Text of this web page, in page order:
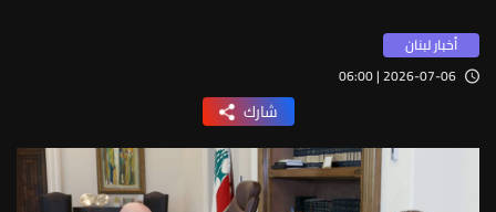
أخبار لبنان
2026-07-06 | 06:00
شارك